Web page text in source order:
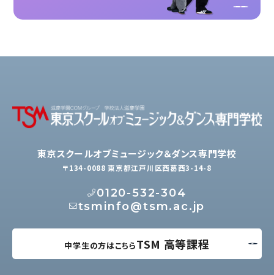
東京スクールオブミュージック＆ダンス専門学校
〒134-0088 東京都江戸川区西葛西3-14-8
0120-532-304
tsminfo@tsm.ac.jp
中学生の方はこちらTSM 高等課程